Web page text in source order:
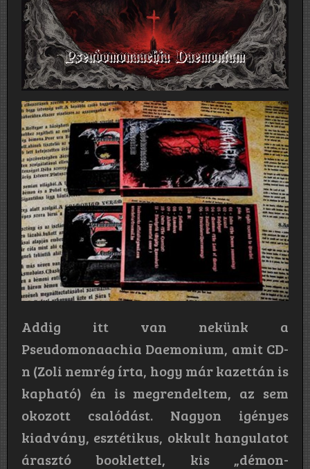
Addig itt van nekünk a
Pseudomonaachia Daemonium, amit CD-
n (Zoli nemrég írta, hogy már kazettán is
kapható) én is megrendeltem, az sem
okozott csalódást. Nagyon igényes
kiadvány, esztétikus, okkult hangulatot
árasztó booklettel, kis „démon-